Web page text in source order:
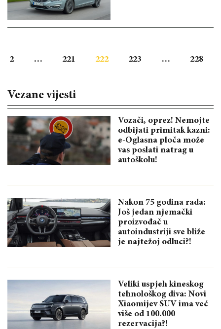
2 … 221 222 223 … 228
Vezane vijesti
Vozači, oprez! Nemojte
odbijati primitak kazni:
e-Oglasna ploča može
vas poslati natrag u
autoškolu!
Nakon 75 godina rada:
Još jedan njemački
proizvođač u
autoindustriji sve bliže
je najtežoj odluci?!
Veliki uspjeh kineskog
tehnološkog diva: Novi
Xiaomijev SUV ima već
više od 100.000
rezervacija?!